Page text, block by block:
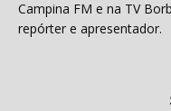
Campina FM e na TV
repórter e apresentador.